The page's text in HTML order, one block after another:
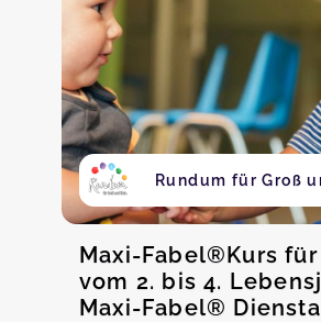
Rundum für Groß
Maxi-Fabel®Kurs
vom 2. bis 4.
Maxi-Fabel®